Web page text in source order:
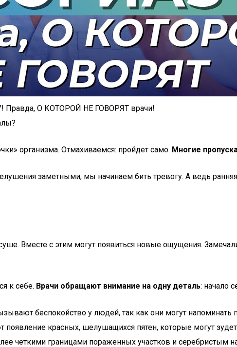
О КОТОРОЙ НЕ ГОВОРЯТ врачи!
организма. Отмахиваемся: пройдет само. Многие
заметными, мы начинаем бить тревогу. А ведь
Вместе с этим могут появиться новые ощущения.
к себе. Врачи обращают внимание на одну деталь: начало
беспокойство у людей, так как они могут
появление красных, шелушащихся пятен, которые могут
четкими границами пораженных участков и серебристым